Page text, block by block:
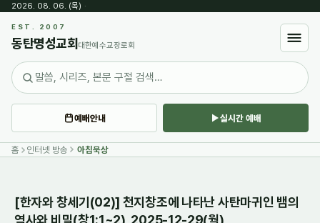
2026. 08. 06. (목) ·
EST. 2007
동탄명성교회 대한예수교장로회
예배안내 실시간 예배
홈 인터넷 방송 아침묵상
[한자와 창세기(02)] 천지창조에 나타난 사탄마귀인 뱀의
역사와 비밀(창1:1~2)_2025-12-29(월)
Sketchbook5, 스케치북5
Sketchbook5, 스케치북5